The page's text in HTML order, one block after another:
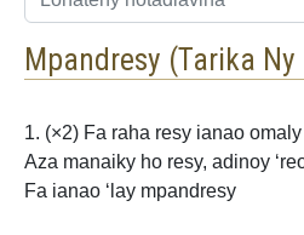
Mpandresy (Tarika
1. (×2) Fa raha resy ianao
Aza manaiky ho resy, adinoy
Fa ianao ‘lay mpandresy